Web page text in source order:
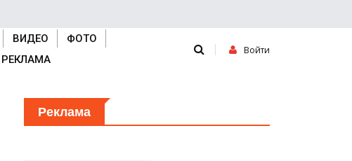
ВИДЕО
ФОТО
РЕКЛАМА
Войти
Реклама